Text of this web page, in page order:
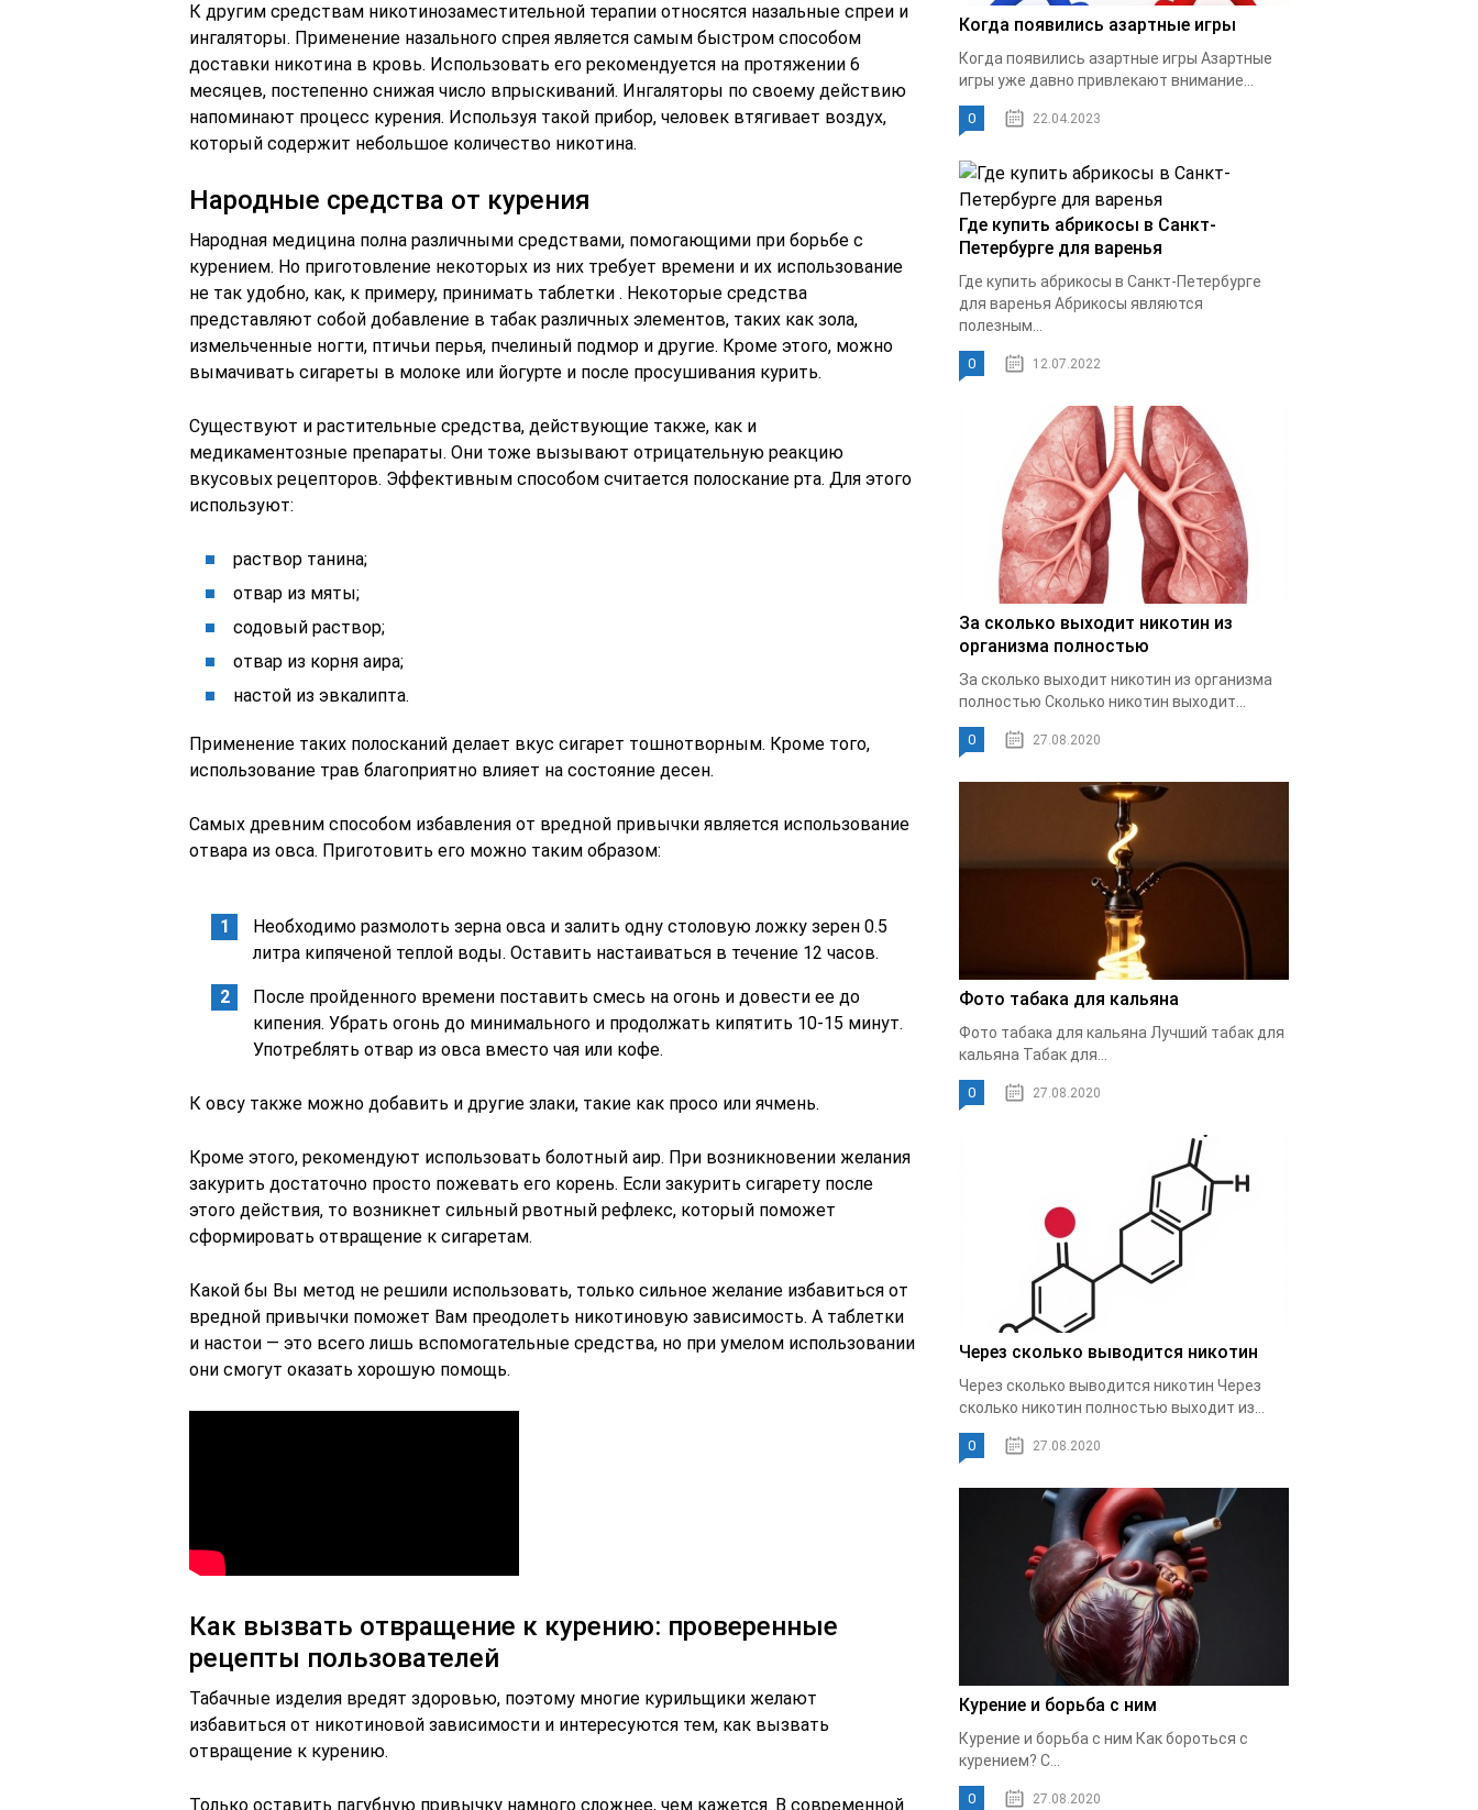
К другим средствам никотинозаместительной терапии относятся назальные спреи и
ингаляторы. Применение назального спрея является самым быстром способом
доставки никотина в кровь. Использовать его рекомендуется на протяжении 6
месяцев, постепенно снижая число впрыскиваний. Ингаляторы по своему действию
напоминают процесс курения. Используя такой прибор, человек втягивает воздух,
который содержит небольшое количество никотина.
Народные средства от курения
Народная медицина полна различными средствами, помогающими при борьбе с
курением. Но приготовление некоторых из них требует времени и их использование
не так удобно, как, к примеру, принимать таблетки . Некоторые средства
представляют собой добавление в табак различных элементов, таких как зола,
измельченные ногти, птичьи перья, пчелиный подмор и другие. Кроме этого, можно
вымачивать сигареты в молоке или йогурте и после просушивания курить.
Существуют и растительные средства, действующие также, как и
медикаментозные препараты. Они тоже вызывают отрицательную реакцию
вкусовых рецепторов. Эффективным способом считается полоскание рта. Для этого
используют:
раствор танина;
отвар из мяты;
содовый раствор;
отвар из корня аира;
настой из эвкалипта.
Применение таких полосканий делает вкус сигарет тошнотворным. Кроме того,
использование трав благоприятно влияет на состояние десен.
Самых древним способом избавления от вредной привычки является использование
отвара из овса. Приготовить его можно таким образом:
Необходимо размолоть зерна овса и залить одну столовую ложку зерен 0.5
литра кипяченой теплой воды. Оставить настаиваться в течение 12 часов.
После пройденного времени поставить смесь на огонь и довести ее до
кипения. Убрать огонь до минимального и продолжать кипятить 10-15 минут.
Употреблять отвар из овса вместо чая или кофе.
К овсу также можно добавить и другие злаки, такие как просо или ячмень.
Кроме этого, рекомендуют использовать болотный аир. При возникновении желания
закурить достаточно просто пожевать его корень. Если закурить сигарету после
этого действия, то возникнет сильный рвотный рефлекс, который поможет
сформировать отвращение к сигаретам.
Какой бы Вы метод не решили использовать, только сильное желание избавиться от
вредной привычки поможет Вам преодолеть никотиновую зависимость. А таблетки
и настои — это всего лишь вспомогательные средства, но при умелом использовании
они смогут оказать хорошую помощь.
Как вызвать отвращение к курению: проверенные
рецепты пользователей
Табачные изделия вредят здоровью, поэтому многие курильщики желают
избавиться от никотиновой зависимости и интересуются тем, как вызвать
отвращение к курению.
Только оставить пагубную привычку намного сложнее, чем кажется. В современной
Когда появились азартные игры
Когда появились азартные игры Азартные
игры уже давно привлекают внимание...
0 22.04.2023
Где купить абрикосы в Санкт-
Петербурге для варенья
Где купить абрикосы в Санкт-Петербурге
для варенья Абрикосы являются
полезным...
0 12.07.2022
За сколько выходит никотин из
организма полностью
За сколько выходит никотин из организма
полностью Cколько никотин выходит...
0 27.08.2020
Фото табака для кальяна
Фото табака для кальяна Лучший табак для
кальяна Табак для...
0 27.08.2020
Через сколько выводится никотин
Через сколько выводится никотин Через
сколько никотин полностью выходит из...
0 27.08.2020
Курение и борьба с ним
Курение и борьба с ним Как бороться с
курением? С...
0 27.08.2020